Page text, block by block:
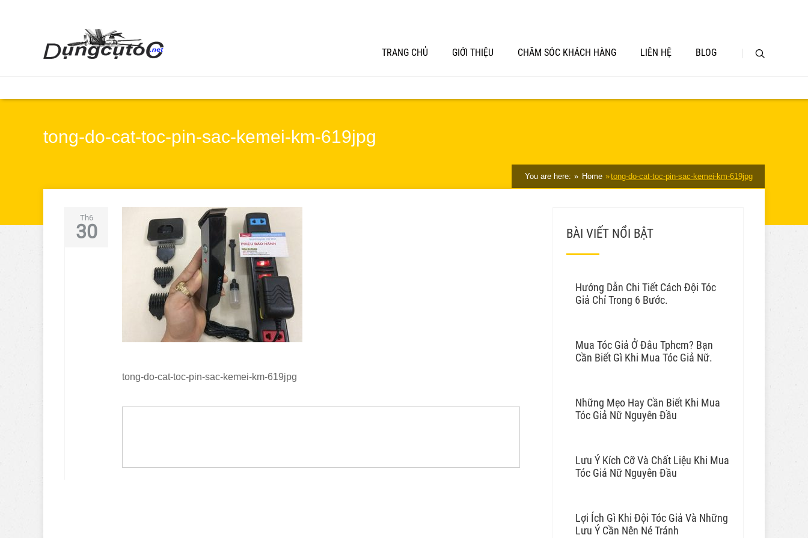
TRANG CHỦ GIỚI THIỆU CHĂM SÓC KHÁCH HÀNG LIÊN HỆ BLOG
tong-do-cat-toc-pin-sac-kemei-km-619jpg
You are here: Home tong-do-cat-toc-pin-sac-kemei-km-619jpg
Th6
30
tong-do-cat-toc-pin-sac-kemei-km-619jpg
BÀI VIẾT NỔI BẬT
Hướng Dẫn Chi Tiết Cách Đội Tóc
Giả Chỉ Trong 6 Bước.
Mua Tóc Giả Ở Đâu Tphcm? Bạn
Cần Biết Gì Khi Mua Tóc Giả Nữ.
Những Mẹo Hay Cần Biết Khi Mua
Tóc Giả Nữ Nguyên Đầu
Lưu Ý Kích Cỡ Và Chất Liệu Khi Mua
Tóc Giả Nữ Nguyên Đầu
Lợi Ích Gì Khi Đội Tóc Giả Và Những
Lưu Ý Cần Nên Né Tránh